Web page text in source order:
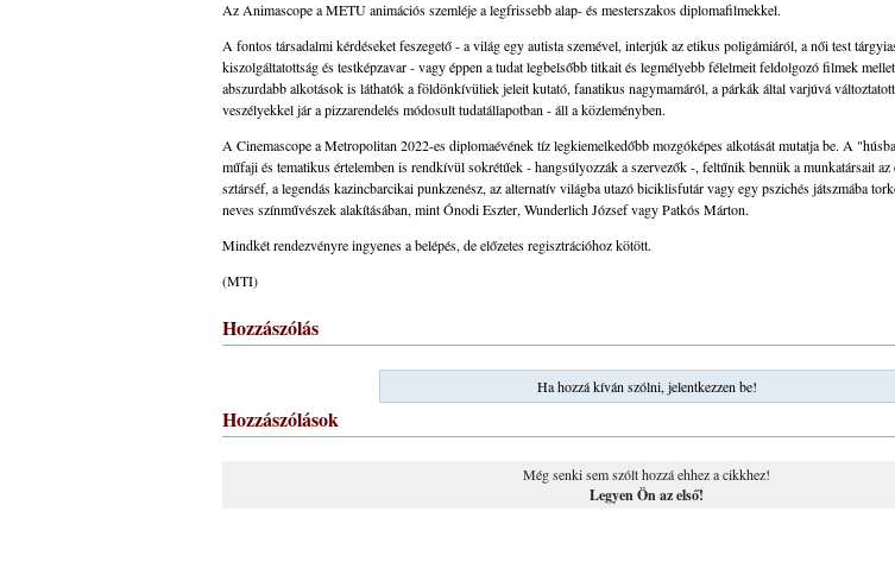
Az Animascope a METU animációs szemléje a legfrissebb alap- és mesterszakos diplomafilmekkel.
A fontos társadalmi kérdéseket feszegető - a világ egy autista szemével, interjúk az etikus poligámiáról, a női test
kiszolgáltatottság és testképzavar - vagy éppen a tudat legbelsőbb titkait és legmélyebb félelmeit feldolgozó filmek
abszurdabb alkotások is láthatók a földönkívüliek jeleit kutató, fanatikus nagymamáról, a párkák által varjúvá
veszélyekkel jár a pizzarendelés módosult tudatállapotban - áll a közleményben.
A Cinemascope a Metropolitan 2022-es diplomaévének tíz legkiemelkedőbb mozgóképes alkotását mutatja be. A
műfaji és tematikus értelemben is rendkívül sokrétűek - hangsúlyozzák a szervezők -, feltűnik bennük a munkatársait az
sztárséf, a legendás kazincbarcikai punkzenész, az alternatív világba utazó biciklisfutár vagy egy pszichés játszmába
neves színművészek alakításában, mint Ónodi Eszter, Wunderlich József vagy Patkós Márton.
Mindkét rendezvényre ingyenes a belépés, de előzetes regisztrációhoz kötött.
(MTI)
Hozzászólás
Ha hozzá kíván szólni, jelentkezzen be!
Hozzászólások
Még senki sem szólt hozzá ehhez a cikkhez!
Legyen Ön az első!